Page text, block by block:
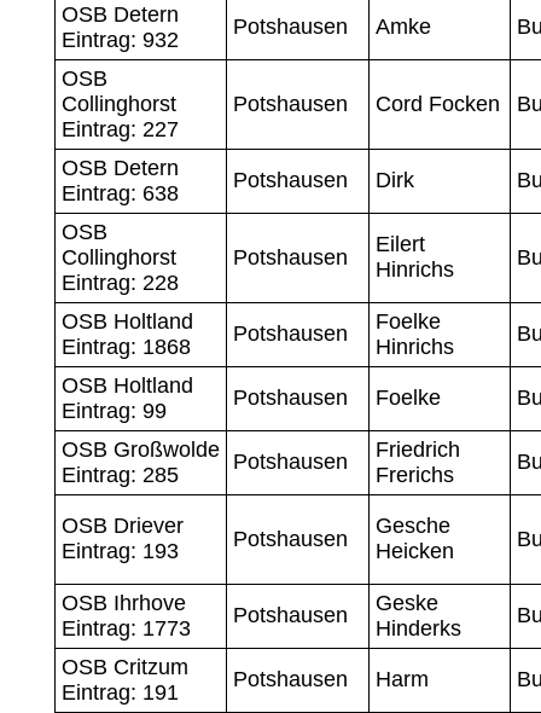
OSB Detern
Eintrag: 932
Potshausen Amke
OSB
Collinghorst
Eintrag: 227
Potshausen Cord Focken
OSB Detern
Eintrag: 638
Potshausen Dirk
OSB
Collinghorst
Eintrag: 228
Potshausen
Eilert
Hinrichs
OSB Holtland
Eintrag: 1868
Potshausen
Foelke
Hinrichs
OSB Holtland
Eintrag: 99
Potshausen Foelke
OSB Großwolde
Eintrag: 285
Potshausen
Friedrich
Frerichs
OSB Driever
Eintrag: 193
Potshausen
Gesche
Heicken
OSB Ihrhove
Eintrag: 1773
Potshausen
Geske
Hinderks
OSB Critzum
Eintrag: 191
Potshausen Harm